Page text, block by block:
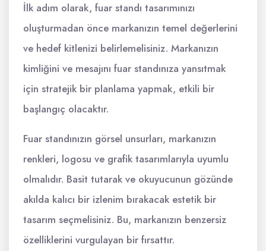
İlk adım olarak, fuar standı tasarımınızı
oluşturmadan önce markanızın temel değerlerini
ve hedef kitlenizi belirlemelisiniz. Markanızın
kimliğini ve mesajını fuar standınıza yansıtmak
için stratejik bir planlama yapmak, etkili bir
başlangıç olacaktır.
Fuar standınızın görsel unsurları, markanızın
renkleri, logosu ve grafik tasarımlarıyla uyumlu
olmalıdır. Basit tutarak ve okuyucunun gözünde
akılda kalıcı bir izlenim bırakacak estetik bir
tasarım seçmelisiniz. Bu, markanızın benzersiz
özelliklerini vurgulayan bir fırsattır.